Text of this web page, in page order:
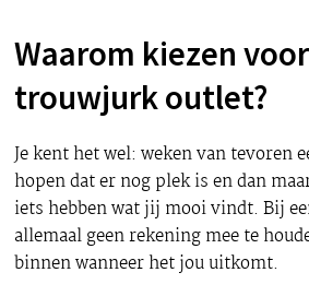
Waarom kiezen
trouwjurk outlet?
Je kent het wel: weken van tevoren
hopen dat er nog plek is en dan
iets hebben wat jij mooi vindt. Bij
allemaal geen rekening mee te
binnen wanneer het jou uitkomt.